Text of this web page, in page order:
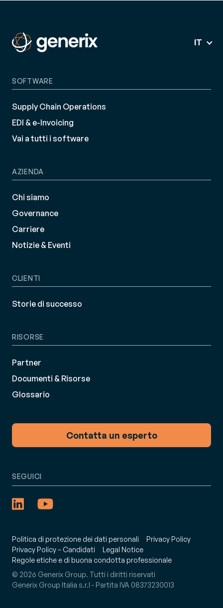
IT
SOFTWARE
Supply Chain Operations
EDI & e-Invoicing
Vai a tutti i software
AZIENDA
Chi siamo
Governance
Carriere
Notizie & Eventi
CLIENTI
Storie di successo
RISORSE
Partner
Documenti & Risorse
Glossario
Contatta un esperto
Politica di protezione dei dati personali
Privacy Policy
Privacy Policy – Candidati
Legal Notice
Regole etiche e di buona condotta professionale
© 2026 Generix Group. Tutti i diritti riservati
Generix Group Italia s.r.l - Partita IVA 08373230013
SEGUICI